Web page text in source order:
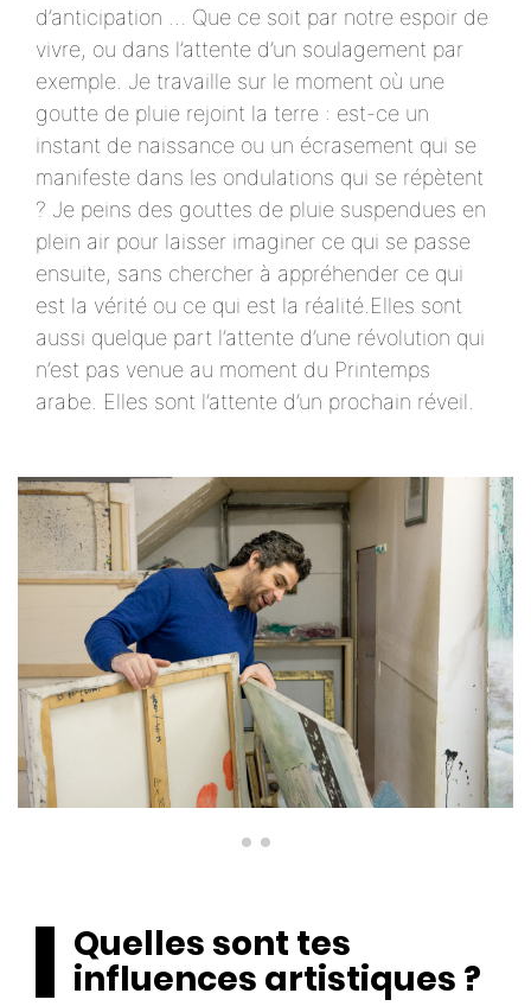
d’anticipation … Que ce soit par notre espoir de
vivre, ou dans l’attente d’un soulagement par
exemple. Je travaille sur le moment où une
goutte de pluie rejoint la terre : est-ce un
instant de naissance ou un écrasement qui se
manifeste dans les ondulations qui se répètent
? Je peins des gouttes de pluie suspendues en
plein air pour laisser imaginer ce qui se passe
ensuite, sans chercher à appréhender ce qui
est la vérité ou ce qui est la réalité.Elles sont
aussi quelque part l’attente d’une révolution qui
n’est pas venue au moment du Printemps
arabe. Elles sont l’attente d’un prochain réveil.
Quelles sont tes
influences artistiques ?